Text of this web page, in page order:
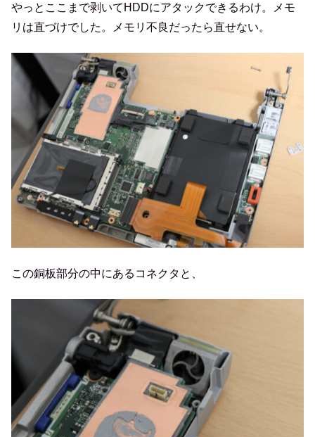
やっとここまで剥いてHDDにアタックできるわけ。メモ
リは直づけでした。メモリ不良だったら直せない。
この銅板部分の中にあるコネクタと、